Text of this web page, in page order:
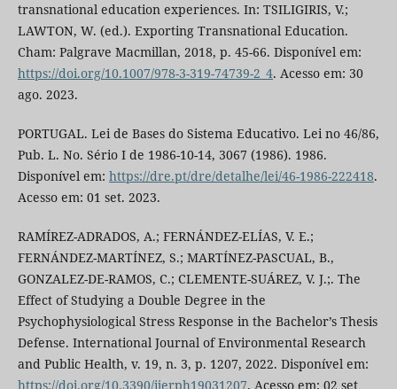
transnational education experiences. In: TSILIGIRIS, V.;
LAWTON, W. (ed.). Exporting Transnational Education.
Cham: Palgrave Macmillan, 2018, p. 45-66. Disponível em:
https://doi.org/10.1007/978-3-319-74739-2_4. Acesso em: 30
ago. 2023.
PORTUGAL. Lei de Bases do Sistema Educativo. Lei no 46/86,
Pub. L. No. Sério I de 1986-10-14, 3067 (1986). 1986.
Disponível em: https://dre.pt/dre/detalhe/lei/46-1986-222418.
Acesso em: 01 set. 2023.
RAMÍREZ-ADRADOS, A.; FERNÁNDEZ-ELÍAS, V. E.;
FERNÁNDEZ-MARTÍNEZ, S.; MARTÍNEZ-PASCUAL, B.,
GONZALEZ-DE-RAMOS, C.; CLEMENTE-SUÁREZ, V. J.;. The
Effect of Studying a Double Degree in the
Psychophysiological Stress Response in the Bachelor’s Thesis
Defense. International Journal of Environmental Research
and Public Health, v. 19, n. 3, p. 1207, 2022. Disponível em:
https://doi.org/10.3390/ijerph19031207. Acesso em: 02 set